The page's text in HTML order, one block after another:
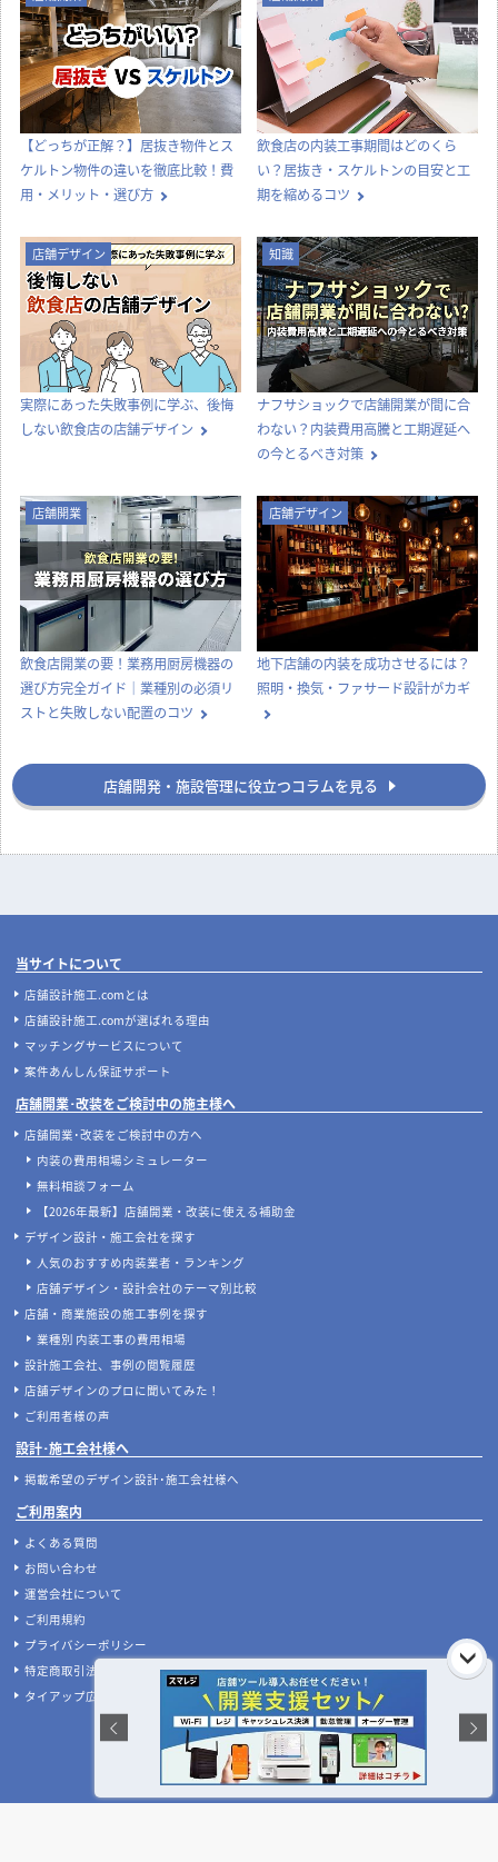
その他
コラムTOP
新着記事一覧
内装工事
オフィス移転の内装工事で失敗しな
いためのポイント！費用相場やスケ
ジュール・業者選びのコツを解説
店舗デザイン
喫茶店らしい内装をつくる、店舗デ
ザインとスタイル選びのコツ
店舗開業
【どっちが正解？】居抜き物件とス
ケルトン物件の違いを徹底比較！費
用・メリット・選び方
店舗開業
飲食店の内装工事期間はどのくら
い？居抜き・スケルトンの目安と工
期を縮めるコツ
店舗デザイン
実際にあった失敗事例に学ぶ、後悔
知識
ナフサショックで店舗開業が間に合
飲食店開業の要！業務用厨房機器の
選び方完全ガイド｜業種別の必須リ
ストと失敗しない配置のコツ
店舗開発・施設管理に役立つコラムを見る
当サイトについて
店舗設計施工.comとは
店舗設計施工.comが選ばれる理由
マッチングサービスについて
内装の費用相場シミュレーター
無料相談フォーム
【2026年最新】店舗開業・改装に使える補助金
デザイン設計・施工会社を探す
人気のおすすめ内装業者・ランキング
店舗デザイン・設計会社のテーマ別比較
店舗・商業施設の施工事例を探す
業種別 内装工事の費用相場
設計施工会社、事例の閲覧履歴
店舗デザインのプロに聞いてみた！